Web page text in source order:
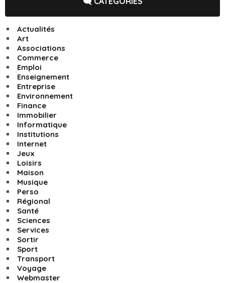
Actualités
Art
Associations
Commerce
Emploi
Enseignement
Entreprise
Environnement
Finance
Immobilier
Informatique
Institutions
Internet
Jeux
Loisirs
Maison
Musique
Perso
Régional
Santé
Sciences
Services
Sortir
Sport
Transport
Voyage
Webmaster